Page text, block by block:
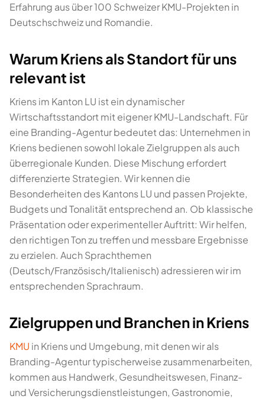
Erfahrung aus über 100 Schweizer KMU-Projekten in
Deutschschweiz und Romandie.
Warum Kriens als Standort für uns
relevant ist
Kriens im Kanton LU ist ein dynamischer
Wirtschaftsstandort mit eigener KMU-Landschaft. Für
eine Branding-Agentur bedeutet das: Unternehmen in
Kriens bedienen sowohl lokale Zielgruppen als auch
überregionale Kunden. Diese Mischung erfordert
differenzierte Strategien. Wir kennen die
Besonderheiten des Kantons LU und passen Projekte,
Budgets und Tonalität entsprechend an. Ob klassische
Präsentation oder experimenteller Auftritt: Wir helfen,
den richtigen Ton zu treffen und messbare Ergebnisse
zu erzielen. Auch Sprachthemen
(Deutsch/Französisch/Italienisch) adressieren wir im
entsprechenden Sprachraum.
Zielgruppen und Branchen in Kriens
KMU in Kriens und Umgebung, mit denen wir als
Branding-Agentur typischerweise zusammenarbeiten,
kommen aus Handwerk, Gesundheitswesen, Finanz-
und Versicherungsdienstleistungen, Gastronomie,